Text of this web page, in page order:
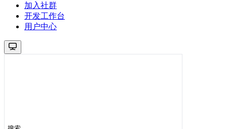
加入社群
开发工作台
用户中心